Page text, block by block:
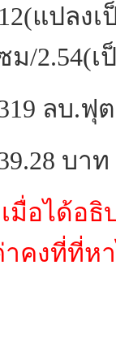
แปลง
ม/2.54(
ลบ.ฟุต
บา
มื่อได้อ
คงที่ที่ห